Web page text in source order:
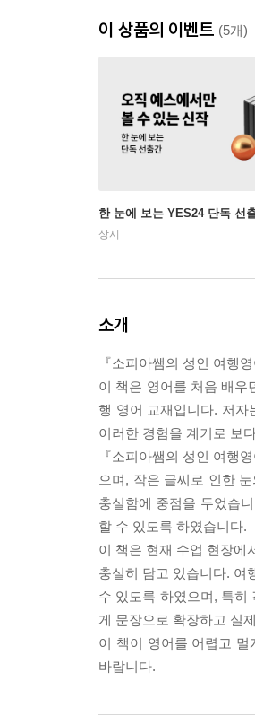
이 상품의 이벤트 (5개)
한 눈에 보는 YES24 단독 선
상시
소개
『소피아쌤의 성인 여행영
이 책은 영어를 처음 배우
행 영어 교재입니다. 저자
이러한 경험을 계기로 보
『소피아쌤의 성인 여행
으며, 작은 글씨로 인한
충실함에 중점을 두었습
할 수 있도록 하였습니다.
이 책은 현재 수업 현장에
충실히 담고 있습니다. 여
수 있도록 하였으며, 특히
게 문장으로 확장하고 실
이 책이 영어를 어렵고
바랍니다.